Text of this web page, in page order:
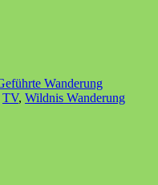
Wanderung
TV, Wildnis Wanderung